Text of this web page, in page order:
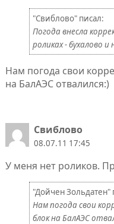
"Свиблово" писал:
Погода внесла
роликах - бухалово
Нам погода свои
на БалАЭС отвалился:)
Свиблово
08.07.11 17:45
У меня нет роликов.
"Дойчен Зольдатен"
Нам погода свои
блок на БалАЭС